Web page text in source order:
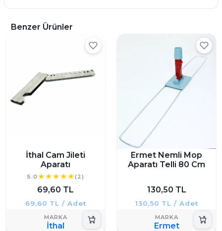
Benzer Ürünler
İthal Cam Jileti
Aparatı
5.0 (2)
69,60 TL
69,60 TL / Adet
İthal
Ermet Nemli Mop
Aparatı Telli 80 Cm
130,50 TL
130,50 TL / Adet
Ermet